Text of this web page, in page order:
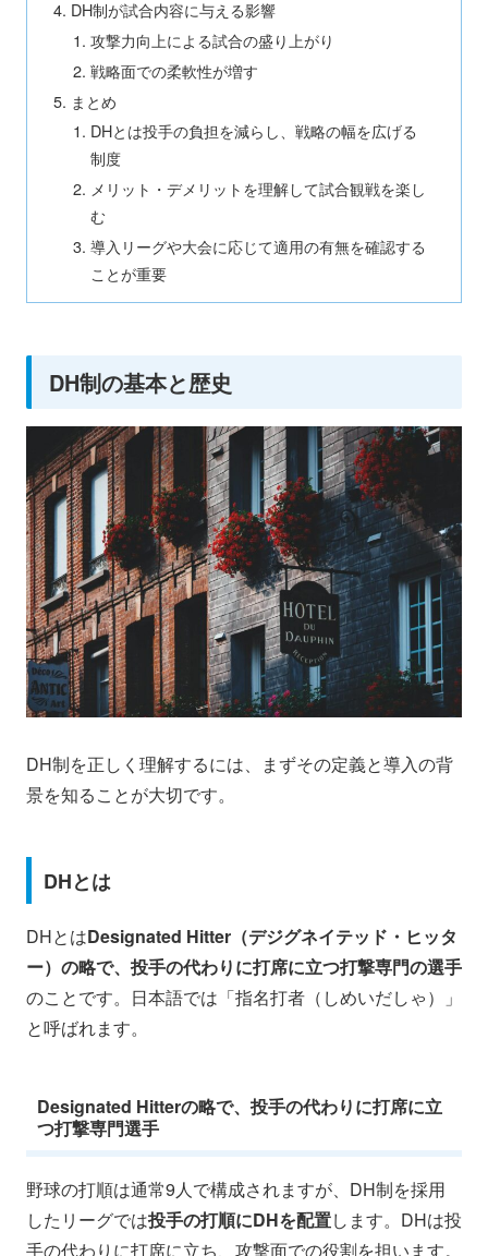
DH制が試合内容に与える影響
攻撃力向上による試合の盛り上がり
戦略面での柔軟性が増す
まとめ
DHとは投手の負担を減らし、戦略の幅を広げる
制度
メリット・デメリットを理解して試合観戦を楽し
む
導入リーグや大会に応じて適用の有無を確認する
ことが重要
DH制の基本と歴史
DH制を正しく理解するには、まずその定義と導入の背
景を知ることが大切です。
DHとは
DHとはDesignated Hitter（デジグネイテッド・ヒッタ
ー）の略で、投手の代わりに打席に立つ打撃専門の選手
のことです。日本語では「指名打者（しめいだしゃ）」
と呼ばれます。
Designated Hitterの略で、投手の代わりに打席に立
つ打撃専門選手
野球の打順は通常9人で構成されますが、DH制を採用
したリーグでは投手の打順にDHを配置します。DHは投
手の代わりに打席に立ち、攻撃面での役割を担います。